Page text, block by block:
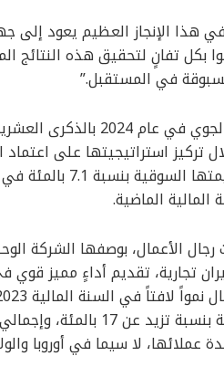
هذا الإنجاز العظيم يعود
بكل تفانٍ لتحقيق هذه النتائج
في المستقبل.”
تزامناً مع احتفال القطرية
تركيز استراتيجيتها على
الماضية.
الأعمال، بوصفها الشركة
تجارية، تقديم أداءٍ مميز قوي
لا سيما في أوروبا